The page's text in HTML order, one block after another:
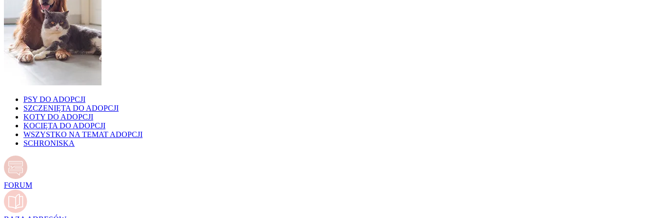
PSY DO ADOPCJI
SZCZENIĘTA DO ADOPCJI
KOTY DO ADOPCJI
KOCIĘTA DO ADOPCJI
WSZYSTKO NA TEMAT ADOPCJI
SCHRONISKA
FORUM